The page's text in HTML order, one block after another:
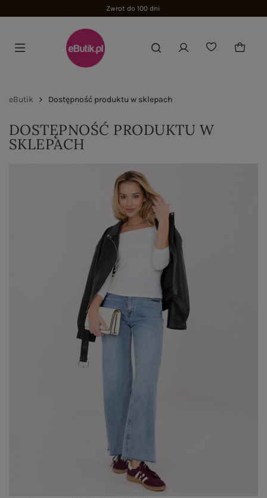
Zwrot do 100 dni
eButik Dostępność produktu w sklepach
DOSTĘPNOŚĆ PRODUKTU W
SKLEPACH